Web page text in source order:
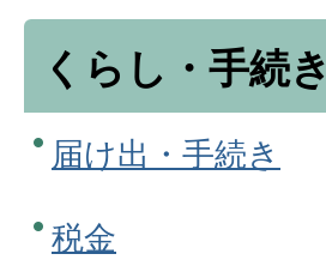
くらし・手続き
届け出・手続き
税金